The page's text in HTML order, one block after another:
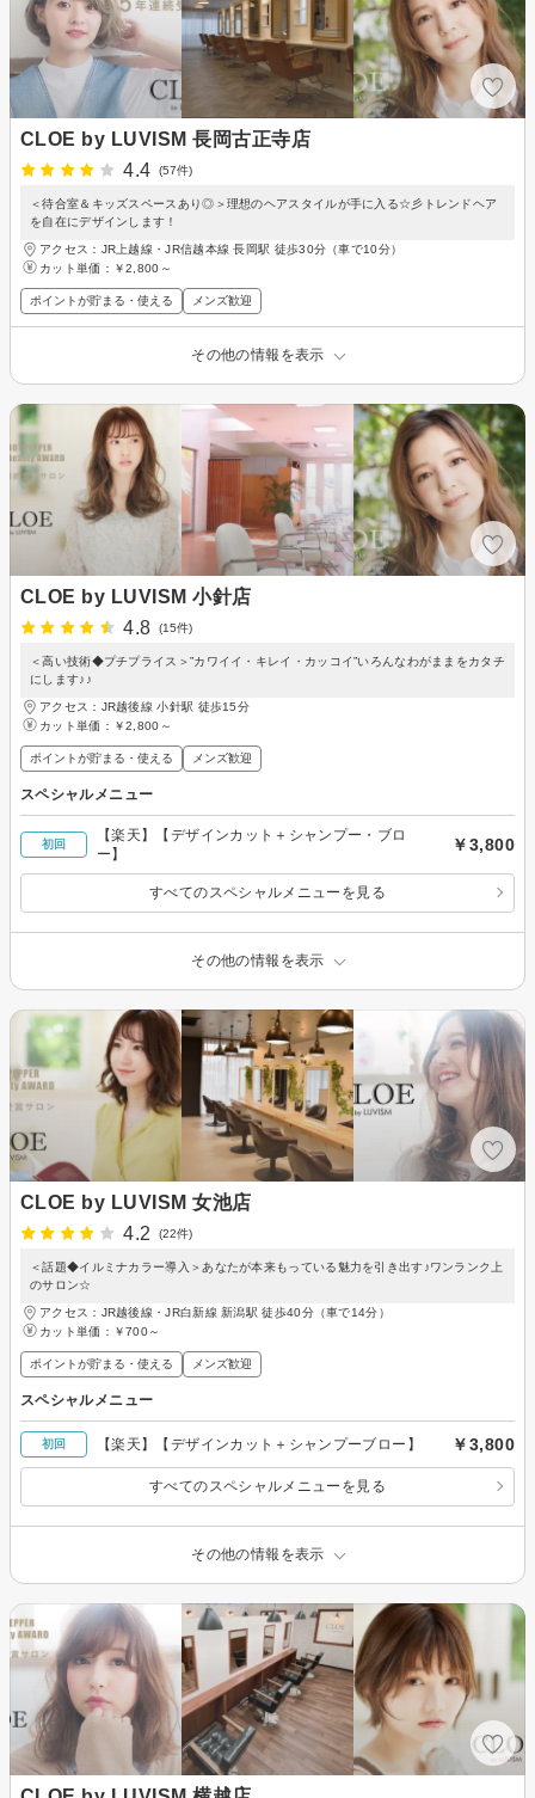
CLOE by LUVISM 長岡古正寺店
4.4
(57件)
＜待合室＆キッズスペースあり◎＞理想のヘアスタイルが手に入る☆彡トレンドヘア
を自在にデザインします！
アクセス：JR上越線・JR信越本線 長岡駅 徒歩30分（車で10分）
カット単価： ￥2,800～
ポイントが貯まる・使える メンズ歓迎
その他の情報を表示
CLOE by LUVISM 小針店
4.8
(15件)
＜高い技術◆プチプライス＞”カワイイ・キレイ・カッコイ”いろんなわがままをカタチ
にします♪♪
アクセス：JR越後線 小針駅 徒歩15分
カット単価： ￥2,800～
ポイントが貯まる・使える メンズ歓迎
スペシャルメニュー
初回
【楽天】【デザインカット＋シャンプー・ブロ
ー】
￥3,800
すべてのスペシャルメニューを見る
その他の情報を表示
CLOE by LUVISM 女池店
4.2
(22件)
＜話題◆イルミナカラー導入＞あなたが本来もっている魅力を引き出す♪ワンランク上
のサロン☆
アクセス：JR越後線・JR白新線 新潟駅 徒歩40分（車で14分）
カット単価： ￥700～
ポイントが貯まる・使える メンズ歓迎
スペシャルメニュー
初回 【楽天】【デザインカット＋シャンプーブロー】 ￥3,800
すべてのスペシャルメニューを見る
その他の情報を表示